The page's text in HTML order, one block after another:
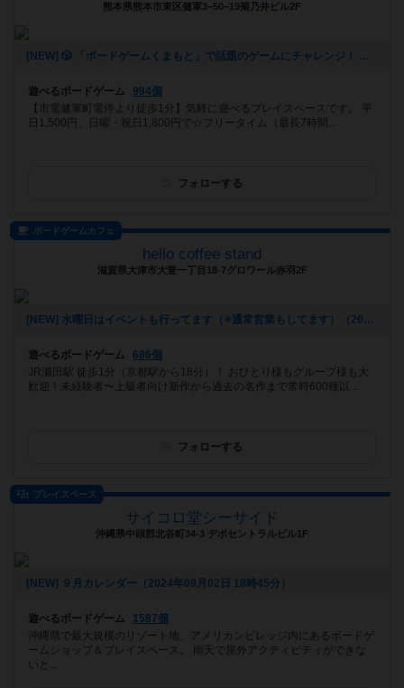
熊本県熊本市東区健軍3−50−19菊乃井ビル2F
[NEW] 🎲 「ボードゲームくまもと」で話題のゲームにチャレンジ！ 🚀✨（2024年12月16日 12時53分）
遊べるボードゲーム
994個
【市電健軍町電停より徒歩1分】気軽に遊べるプレイスペースです。 平
日1,500円、日曜・祝日1,800円で☆フリータイム（最長7時間...
フォローする
ボードゲームカフェ
hello coffee stand
滋賀県大津市大萱一丁目18-7グロワール赤羽2F
[NEW] 水曜日はイベントも行ってます（※通常営業もしてます）（2024年11月22日 16時51分）
遊べるボードゲーム
686個
JR瀬田駅 徒歩1分（京都駅から18分）！ おひとり様もグループ様も大
歓迎！未経験者〜上級者向け新作から過去の名作まで常時600種以...
フォローする
プレイスペース
サイコロ堂シーサイド
沖縄県中頭郡北谷町34-3 デポセントラルビル1F
[NEW] ９月カレンダー（2024年09月02日 18時45分）
遊べるボードゲーム
1587個
沖縄県で最大規模のリゾート地、アメリカンビレッジ内にあるボードゲ
ームショップ＆プレイスペース。 雨天で屋外アクティビティができな
いと...